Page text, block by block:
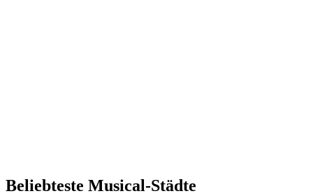
Beliebteste Musical-Städte